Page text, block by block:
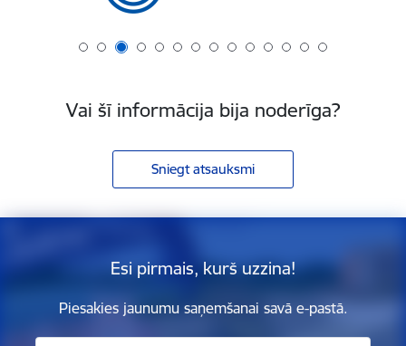
Vai šī informācija bija noderīga?
Sniegt atsauksmi
Esi pirmais, kurš uzzina!
Piesakies jaunumu saņemšanai savā e-pastā.